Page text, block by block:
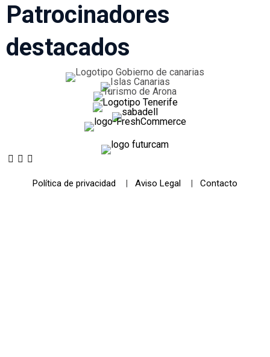
Patrocinadores
destacados
Política de privacidad Aviso Legal Contacto